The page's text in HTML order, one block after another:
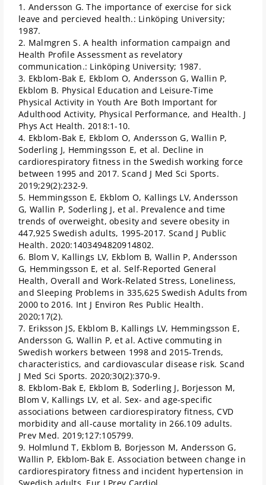
1. Andersson G. The importance of exercise for sick
leave and percieved health.: Linköping University;
1987.
2. Malmgren S. A health information campaign and
Health Profile Assessment as revelatory
communication.: Linköping University; 1987.
3. Ekblom-Bak E, Ekblom O, Andersson G, Wallin P,
Ekblom B. Physical Education and Leisure-Time
Physical Activity in Youth Are Both Important for
Adulthood Activity, Physical Performance, and Health. J
Phys Act Health. 2018:1-10.
4. Ekblom-Bak E, Ekblom O, Andersson G, Wallin P,
Soderling J, Hemmingsson E, et al. Decline in
cardiorespiratory fitness in the Swedish working force
between 1995 and 2017. Scand J Med Sci Sports.
2019;29(2):232-9.
5. Hemmingsson E, Ekblom O, Kallings LV, Andersson
G, Wallin P, Soderling J, et al. Prevalence and time
trends of overweight, obesity and severe obesity in
447,925 Swedish adults, 1995-2017. Scand J Public
Health. 2020:1403494820914802.
6. Blom V, Kallings LV, Ekblom B, Wallin P, Andersson
G, Hemmingsson E, et al. Self-Reported General
Health, Overall and Work-Related Stress, Loneliness,
and Sleeping Problems in 335,625 Swedish Adults from
2000 to 2016. Int J Environ Res Public Health.
2020;17(2).
7. Eriksson JS, Ekblom B, Kallings LV, Hemmingsson E,
Andersson G, Wallin P, et al. Active commuting in
Swedish workers between 1998 and 2015-Trends,
characteristics, and cardiovascular disease risk. Scand
J Med Sci Sports. 2020;30(2):370-9.
8. Ekblom-Bak E, Ekblom B, Soderling J, Borjesson M,
Blom V, Kallings LV, et al. Sex- and age-specific
associations between cardiorespiratory fitness, CVD
morbidity and all-cause mortality in 266.109 adults.
Prev Med. 2019;127:105799.
9. Holmlund T, Ekblom B, Borjesson M, Andersson G,
Wallin P, Ekblom-Bak E. Association between change in
cardiorespiratory fitness and incident hypertension in